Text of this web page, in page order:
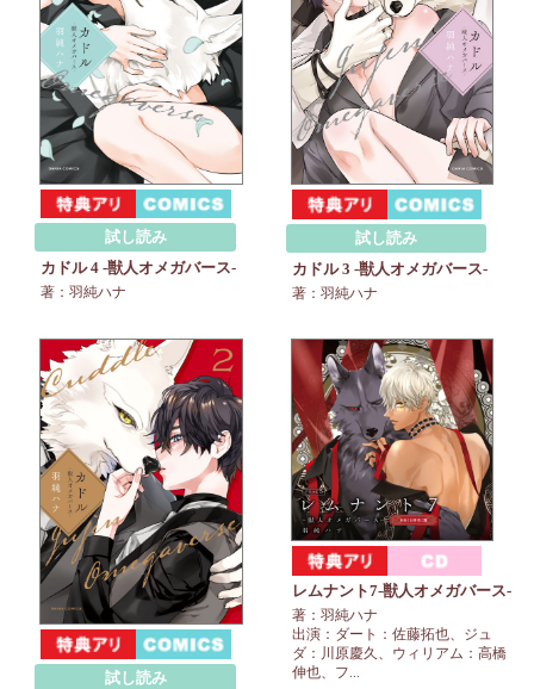
試し読み
カドル 4 ‐獣人オメガバース‐
著：羽純ハナ
試し読み
カドル 3 ‐獣人オメガバース‐
著：羽純ハナ
試し読み
レムナント7-獣人オメガバース-
著：羽純ハナ
出演：ダート：佐藤拓也、ジュ
ダ：川原慶久、ウィリアム：高橋
伸也、フ...